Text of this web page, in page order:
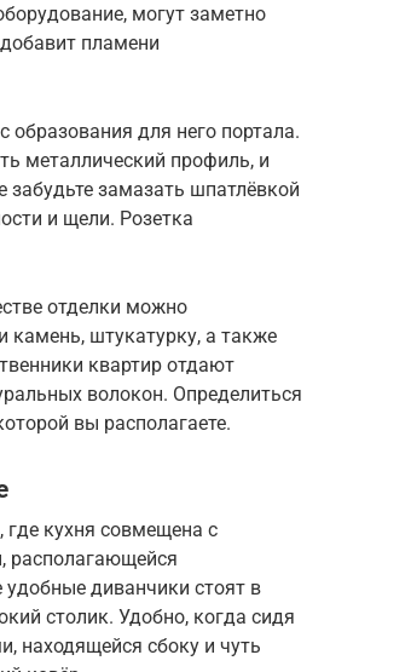
могут заметно
пламени
образования для него портала.
металлический профиль, и
забудьте замазать шпатлёвкой
и щели. Розетка
отделки можно
камень, штукатурку, а также
квартир отдают
волокон. Определиться
вы располагаете.
где кухня совмещена с
располагающейся
диванчики стоят в
столик. Удобно, когда сидя
находящейся сбоку и чуть